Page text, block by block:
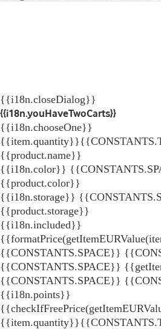
{{i18n.closeDialog}}
{{i18n.youHaveTwoCarts}}
{{i18n.chooseOne}}
{{product.name}}
{{i18n.color}}
{{product.color}}
{{i18n.storage}}
{{product.storage}}
{{i18n.included}}
{{CONSTANTS.SPACE}}
{{CONSTANTS.SPACE}}
{{CONSTANTS.SPACE}}
{{i18n.points}}